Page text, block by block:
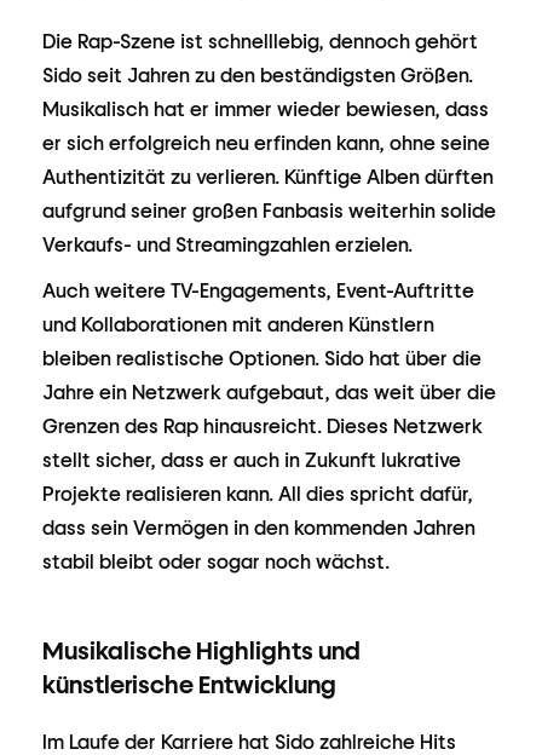
Die Rap-Szene ist schnelllebig, dennoch gehört
Sido seit Jahren zu den beständigsten Größen.
Musikalisch hat er immer wieder bewiesen, dass
er sich erfolgreich neu erfinden kann, ohne seine
Authentizität zu verlieren. Künftige Alben dürften
aufgrund seiner großen Fanbasis weiterhin solide
Verkaufs- und Streamingzahlen erzielen.
Auch weitere TV-Engagements, Event-Auftritte
und Kollaborationen mit anderen Künstlern
bleiben realistische Optionen. Sido hat über die
Jahre ein Netzwerk aufgebaut, das weit über die
Grenzen des Rap hinausreicht. Dieses Netzwerk
stellt sicher, dass er auch in Zukunft lukrative
Projekte realisieren kann. All dies spricht dafür,
dass sein Vermögen in den kommenden Jahren
stabil bleibt oder sogar noch wächst.
Musikalische Highlights und
künstlerische Entwicklung
Im Laufe der Karriere hat Sido zahlreiche Hits